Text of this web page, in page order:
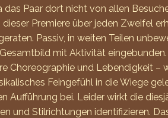
Paar dort nicht von allen
Premiere über jeden Zweifel
Passiv, in weiten Teilen
mit Aktivität
Choreographie und Lebendigkeit –
Feingefühl in die Wiege
bei. Leider wirkt die
und Stilrichtungen identifizieren.